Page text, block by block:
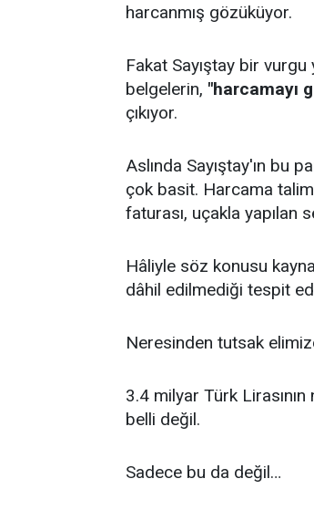
harcanmış gözüküyor.
Fakat Sayıştay bir
belgelerin, "harcamayı
çıkıyor.
Aslında Sayıştay'ın bu
çok basit. Harcama
faturası, uçakla yapılan
Hâliyle söz konusu
dâhil edilmediği tespit
Neresinden tutsak
3.4 milyar Türk Lirasının
belli değil.
Sadece bu da değil…